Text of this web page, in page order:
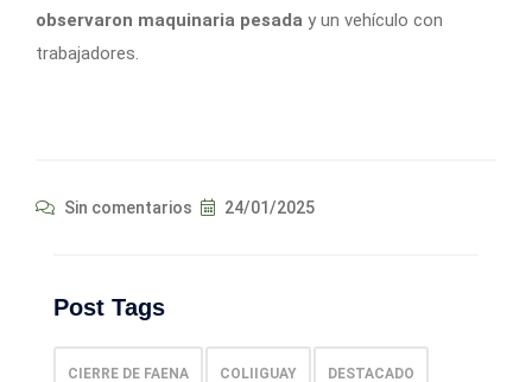
observaron maquinaria pesada y un vehículo con
trabajadores.
Sin comentarios 24/01/2025
Post Tags
CIERRE DE FAENA COLIIGUAY DESTACADO